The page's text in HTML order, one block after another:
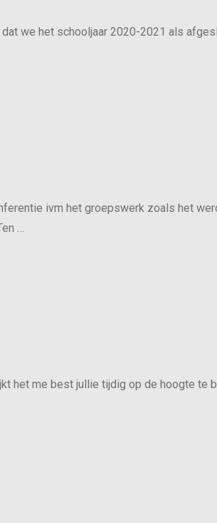
we het schooljaar 2020-2021 als
ivm het groepswerk zoals het
…
het me best jullie tijdig op de hoogte te